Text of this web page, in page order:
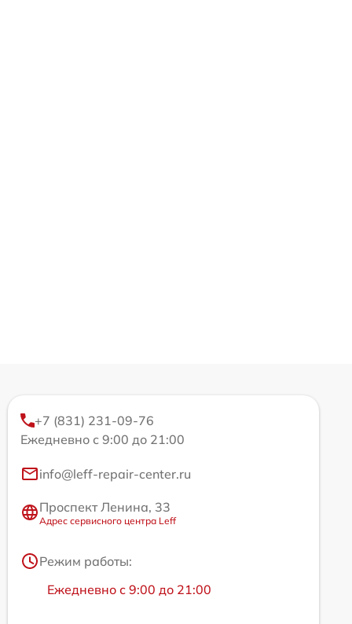
+7 (831) 231-09-76
Ежедневно с 9:00 до 21:00
info@leff-repair-center.ru
Проспект Ленина, 33
Адрес сервисного центра Leff
Режим работы:
Ежедневно с 9:00 до 21:00